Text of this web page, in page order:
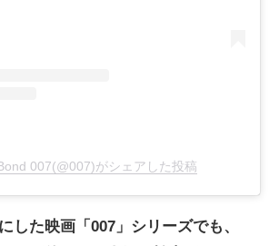
007(@007)がシェアした投稿
した映画「007」シリーズでも、